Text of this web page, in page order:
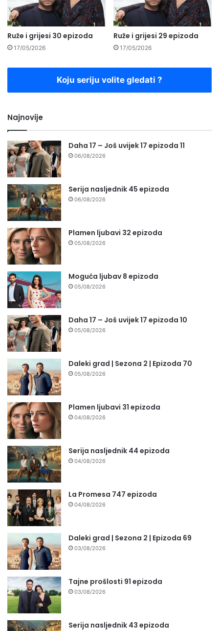
Ruže i grijesi 30 epizoda
17/05/2026
Ruže i grijesi 29 epizoda
17/05/2026
Koju seriju volite gledati ?
Najnovije
Daha 17 – Još uvijek 17 epizoda 11
06/08/2026
Serija nasljednik 45 epizoda
06/08/2026
Plamen ljubavi 32 epizoda
05/08/2026
Moguća ljubav 8 epizoda
05/08/2026
Daha 17 – Još uvijek 17 epizoda 10
05/08/2026
Daleki grad | Sezona 2 | Epizoda 70
05/08/2026
Plamen ljubavi 31 epizoda
04/08/2026
Serija nasljednik 44 epizoda
04/08/2026
La Promesa 747 epizoda
04/08/2026
Daleki grad | Sezona 2 | Epizoda 69
03/08/2026
Tajne prošlosti 91 epizoda
03/08/2026
Serija nasljednik 43 epizoda